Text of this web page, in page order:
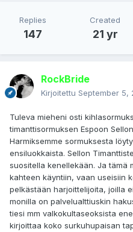
Replies
147
Created
21 yr
RockBride
Kirjoitettu September 5,
Tuleva mieheni osti
timanttisormuksen Espoon
Harmiksemme sormuksesta
ensiluokkaista. Sellon
suositella kenellekään. Ja tämä
kahteen käyntiin, vaan useisiin
pelkästään harjoittelijoita, joilla
monilla on palvelualttiuskin
tiesi mm valkokultaseoksista
kirjoittaa koko surkuhupaisan